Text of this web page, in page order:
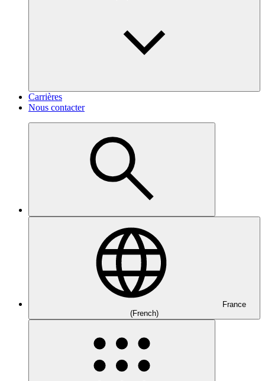
Carrières
Nous contacter
France
(French)